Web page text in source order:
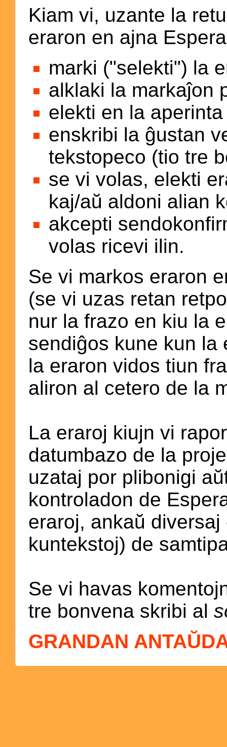
Kiam vi, uzante la
eraron en ajna
marki ("selekti") la
alklaki la markaĵon
elekti en la
enskribi la ĝustan
tekstopeco (tio tre
se vi volas, elekti
kaj/aŭ aldoni alian
akcepti
volas ricevi ilin.
Se vi markos eraron
(se vi uzas retan
nur la frazo en kiu la
sendiĝos kune kun la
la eraron vidos tiun
aliron al cetero de la
La eraroj kiujn vi
datumbazo de la
uzataj por plibonigi
kontroladon de
eraroj, ankaŭ
kuntekstoj) de
Se vi havas
tre bonvena skribi al
GRANDAN